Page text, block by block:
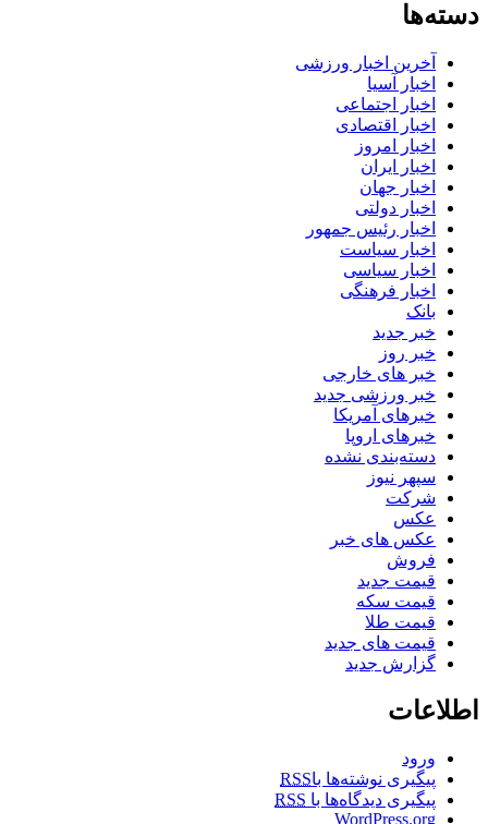
دسته‌ها
آخرین اخبار ورزشی
اخبار آسیا
اخبار اجتماعی
اخبار اقتصادی
اخبار امروز
اخبار ایران
اخبار جهان
اخبار دولتی
اخبار رئیس جمهور
اخبار سیاست
اخبار سیاسی
اخبار فرهنگی
بانک
خبر جدید
خبر روز
خبر های خارجی
خبر ورزشی جدید
خبرهای آمریکا
خبرهای اروپا
دسته‌بندی نشده
سپهر نیوز
شرکت
عکس
عکس های خبر
فروش
قیمت جدید
قیمت سکه
قیمت طلا
قیمت های جدید
گزارش جدید
اطلاعات
ورود
پیگیری نوشته‌ها باRSS
پیگیری دیدگاه‌ها با RSS
WordPress.org